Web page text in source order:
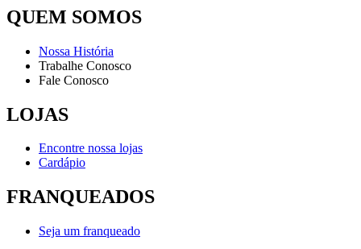
QUEM SOMOS
Nossa História
Trabalhe Conosco
Fale Conosco
LOJAS
Encontre nossa lojas
Cardápio
FRANQUEADOS
Seja um franqueado